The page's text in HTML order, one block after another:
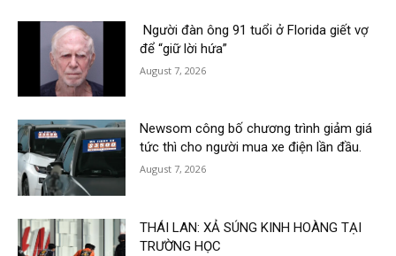
Người đàn ông 91 tuổi ở Florida giết vợ
để “giữ lời hứa”
August 7, 2026
Newsom công bố chương trình giảm giá
tức thì cho người mua xe điện lần đầu.
August 7, 2026
THÁI LAN: XẢ SÚNG KINH HOÀNG TẠI
TRƯỜNG HỌC